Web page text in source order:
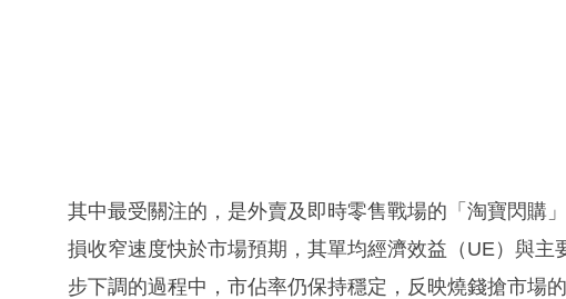
其中最受關注的，是外賣及即時零售戰場的「淘寶閃購
損收窄速度快於市場預期，其單均經濟效益（UE）與
步下調的過程中，市佔率仍保持穩定，反映燒錢搶市場